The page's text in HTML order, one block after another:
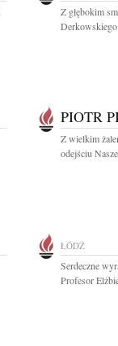
Z głębokim
PIOTR
Z wielkim
odejściu
ŁÓDŹ
Serdeczne
Profesor